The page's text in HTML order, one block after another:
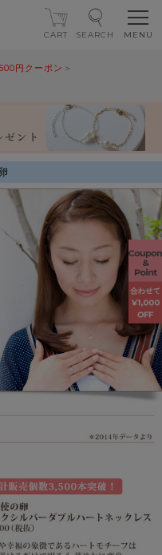
円クーポン ＞
CART SEARCH